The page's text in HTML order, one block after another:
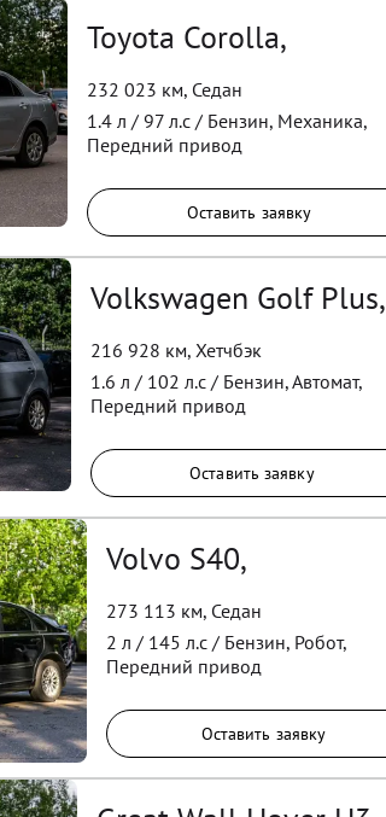
Toyota Corolla,
232 023 км, Седан
1.4л / 97л.с / Бензин, Механика,
Передний привод
Оставить заявку
Volkswagen Golf Plus,
216 928 км,Хетчбэк
1.6 л / 102 л.с / Бензин,Автомат,
Передний привод
Оставить заявку
Volvo S40,
273 113 км, Седан
2 л / 145 л.с / Бензин, Робот,
Передний привод
Оставить заявку